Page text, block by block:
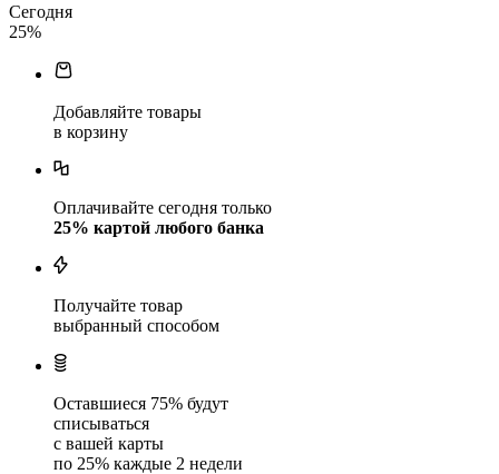
Сегодня
25%
Добавляйте товары
в корзину
Оплачивайте сегодня только
25% картой любого банка
Получайте товар
выбранный способом
Оставшиеся 75% будут
списываться
с вашей карты
по 25% каждые 2 недели